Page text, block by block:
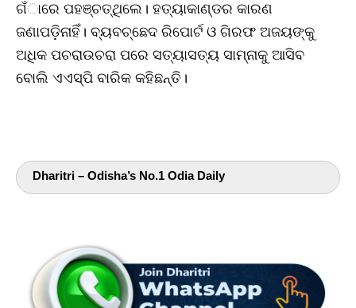
ଗଁାରେ ପହଞ୍ଚତ୍ଥିଲେ। ହତ୍ୟାକାଣ୍ଡର କାରଣ
ଜଣାପଡ଼ିନାହିଁ। ବ୍ୟବଚ୍ଛେଦ ରିପୋର୍ଟ ଓ ଗିରଫ ଅଜୟଙ୍କୁ
ଅଧିକ ପଚରାଉଚରା ପରେ ସତ୍ୟାସତ୍ୟ ସାମ୍ନାକୁ ଆସିବ
ବୋଲି ଏଏସ୍‌ପି ବାରିକ କହିଛନ୍ତି।
Dharitri – Odisha’s No.1 Odia Daily